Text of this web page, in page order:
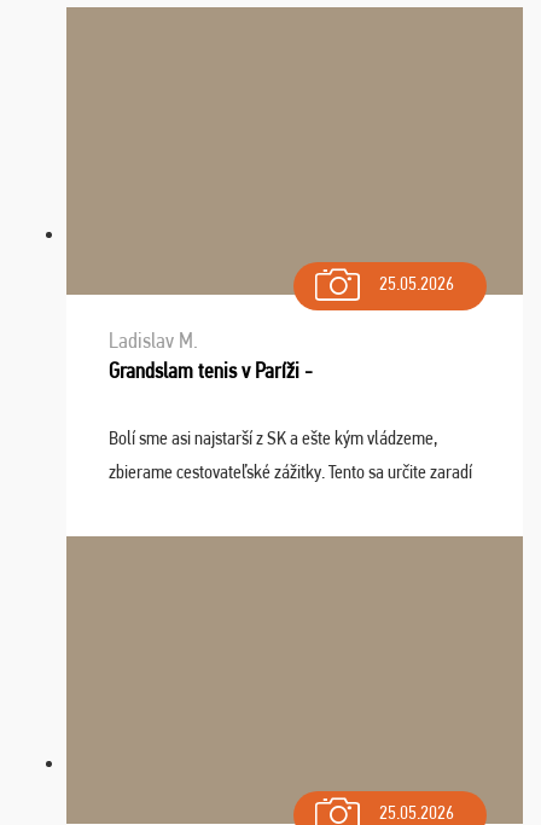
25.05.2026
Ladislav M.
Grandslam tenis v Paríži -
Bolí sme asi najstarší z SK a ešte kým vládzeme,
zbierame cestovateľské zážitky. Tento sa určite zaradí
osudu - pohodový šefík Meďo, dobrá parti ...
25.05.2026